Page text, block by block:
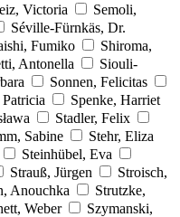
Victoria
Semoli,
Séville-Fürnkäs, Dr.
Fumiko
Shiroma,
Antonella
Siouli-
Sonnen, Felicitas
Spenke, Harriet
Stadler, Felix
Sabine
Stehr, Eliza
Steinhübel, Eva
Strauß, Jürgen
Stroisch,
Anouchka
Strutzke,
Weber
Szymanski,